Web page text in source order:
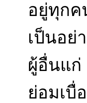
อยู่ทุกค
เป็นอย่
ผู้อื่นแก่
ย่อมเบื่